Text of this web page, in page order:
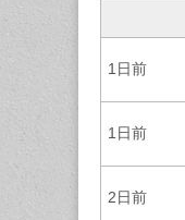
1日前
1日前
2日前